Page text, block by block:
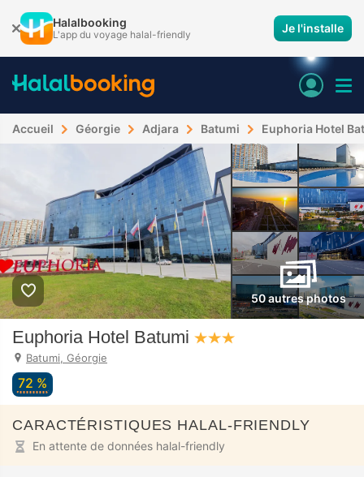
Halalbooking
L'app du voyage halal-friendly Je l'installe
Accueil Géorgie Adjara Batumi Euphoria Hotel
50 autres photos
Euphoria Hotel Batumi
Batumi, Géorgie
72 %
CARACTÉRISTIQUES HALAL-FRIENDLY
En attente de données halal-friendly